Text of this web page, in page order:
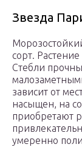
Звезда
сорт.
Стебли
зависит от
насыщен, на
приобретают
умеренно